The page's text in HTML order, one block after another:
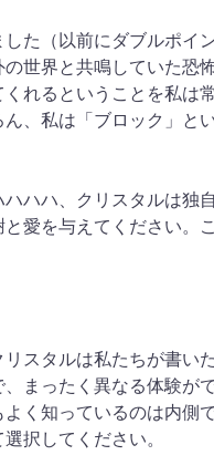
た（以前にダブルポ
世界と共鳴していた
れるということを私
、私は「ブロック」
ハハ、クリスタルは
愛を与えてください
スタルは私たちが書
まったく異なる体験が
く知っているのは内
択してください。